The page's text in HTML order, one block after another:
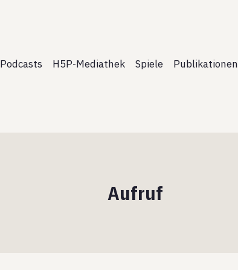
Podcasts H5P-Mediathek Spiele Publikationen
Aufruf